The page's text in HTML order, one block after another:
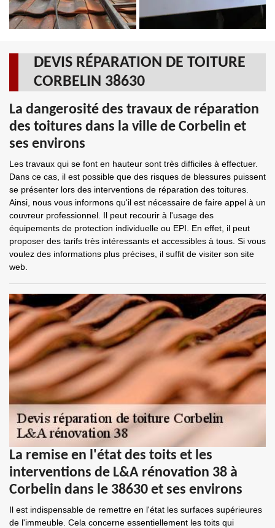
DEVIS RÉPARATION DE TOITURE
CORBELIN 38630
La dangerosité des travaux de réparation
des toitures dans la ville de Corbelin et
ses environs
Les travaux qui se font en hauteur sont très difficiles à effectuer.
Dans ce cas, il est possible que des risques de blessures puissent
se présenter lors des interventions de réparation des toitures.
Ainsi, nous vous informons qu'il est nécessaire de faire appel à un
couvreur professionnel. Il peut recourir à l'usage des
équipements de protection individuelle ou EPI. En effet, il peut
proposer des tarifs très intéressants et accessibles à tous. Si vous
voulez des informations plus précises, il suffit de visiter son site
web.
La remise en l'état des toits et les
interventions de L&A rénovation 38 à
Corbelin dans le 38630 et ses environs
Il est indispensable de remettre en l'état les surfaces supérieures
de l'immeuble. Cela concerne essentiellement les toits qui